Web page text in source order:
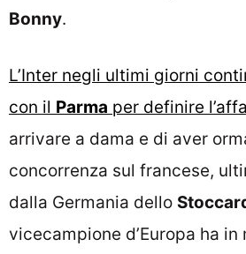
Bonny.
L’Inter negli ultimi giorni
con il Parma per definire
arrivare a dama e di aver
concorrenza sul francese,
dalla Germania dello
vicecampione d’Europa ha in